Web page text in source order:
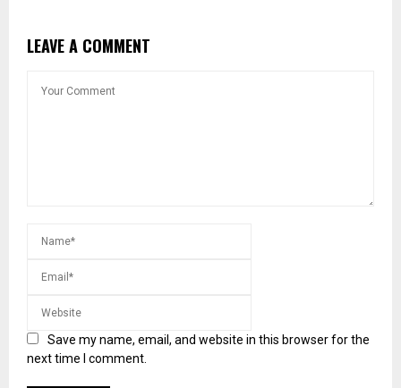
LEAVE A COMMENT
Save my name, email, and website in this browser for the
next time I comment.